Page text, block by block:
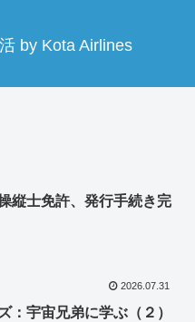
by Kota Airlines
縦士免許、発行手続き完
2026.07.31
：宇宙兄弟に学ぶ（２）